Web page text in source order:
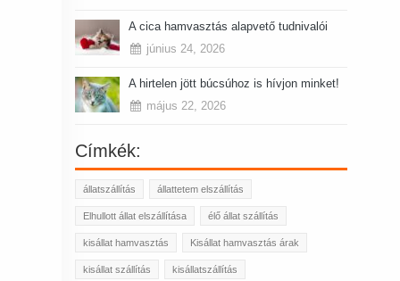
A cica hamvasztás alapvető tudnivalói
június 24, 2026
A hirtelen jött búcsúhoz is hívjon minket!
május 22, 2026
Címkék:
állatszállítás állattetem elszállítás
Elhullott állat elszállítása élő állat szállítás
kisállat hamvasztás Kisállat hamvasztás árak
kisállat szállítás kisállatszállítás